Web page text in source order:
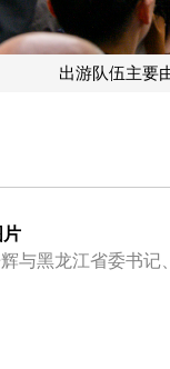
出游队伍主要
片
与黑龙江省委书记